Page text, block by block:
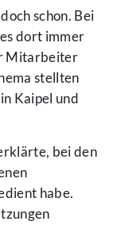
schon. Bei
dort immer
Mitarbeiter
stellten
Kaipel und
bei den
habe.